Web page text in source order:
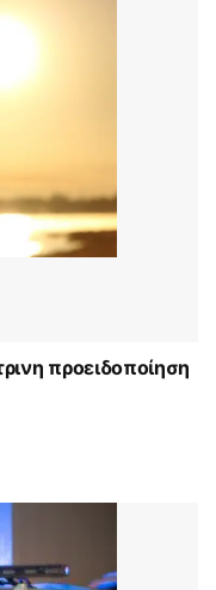
προειδοποίηση